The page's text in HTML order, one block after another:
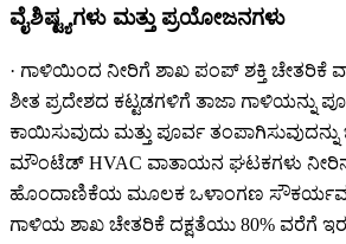
ವೈಶಿಷ್ಟ್ಯಗಳು ಮತ್ತು ಪ್ರಯೋಜನಗಳು
· ಗಾಳಿಯಿಂದ ನೀರಿಗೆ ಶಾಖ ಪಂಪ್ ಶಕ್ತಿ ಚೇತರಿಕೆ
ಶೀತ ಪ್ರದೇಶದ ಕಟ್ಟಡಗಳಿಗೆ ತಾಜಾ ಗಾಳಿಯನ್ನು
ಕಾಯಿಸುವುದು ಮತ್ತು ಪೂರ್ವ
ಮೌಂಟೆಡ್ HVAC ವಾತಾಯನ ಘಟಕಗಳು ನೀರಿನ
ಹೊಂದಾಣಿಕೆಯ ಮೂಲಕ ಒಳಾಂಗಣ ಸೌಕರ್ಯವನ್ನು
ಗಾಳಿಯ ಶಾಖ ಚೇತರಿಕೆ ದಕ್ಷತೆಯು 80% ವರೆಗೆ